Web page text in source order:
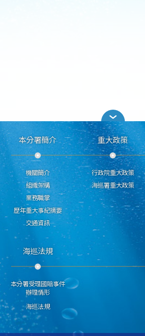
本分署簡介
機關簡介
組織架構
業務職掌
歷年重大事紀摘要
交通資訊
重大政策
行政院重大政策
海巡署重大政策
海巡法規
本分署受理國賠事件
辦理情形
海巡法規